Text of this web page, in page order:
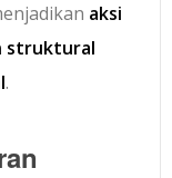
aksi
struktural
.